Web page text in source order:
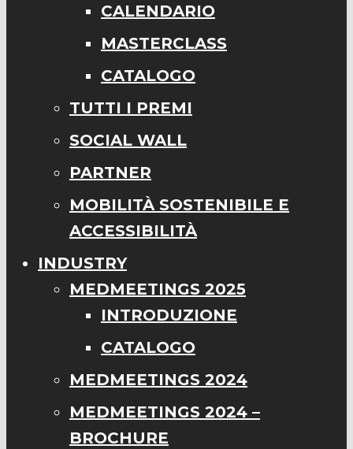
CALENDARIO
MASTERCLASS
CATALOGO
TUTTI I PREMI
SOCIAL WALL
PARTNER
MOBILITÀ SOSTENIBILE E
ACCESSIBILITÀ
INDUSTRY
MEDMEETINGS 2025
INTRODUZIONE
CATALOGO
MEDMEETINGS 2024
MEDMEETINGS 2024 –
BROCHURE